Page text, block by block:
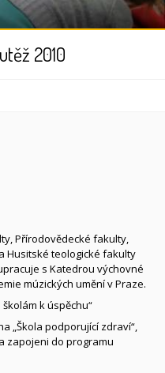
2010
Přírodovědecké fakulty,
Husitské teologické fakulty
s Katedrou výchovné
múzických umění v Praze.
k úspěchu“
„Škola podporující zdraví“,
zapojeni do programu